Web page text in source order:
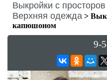
Выкройки с просторов
Верхняя одежда >
капюшоном
9-